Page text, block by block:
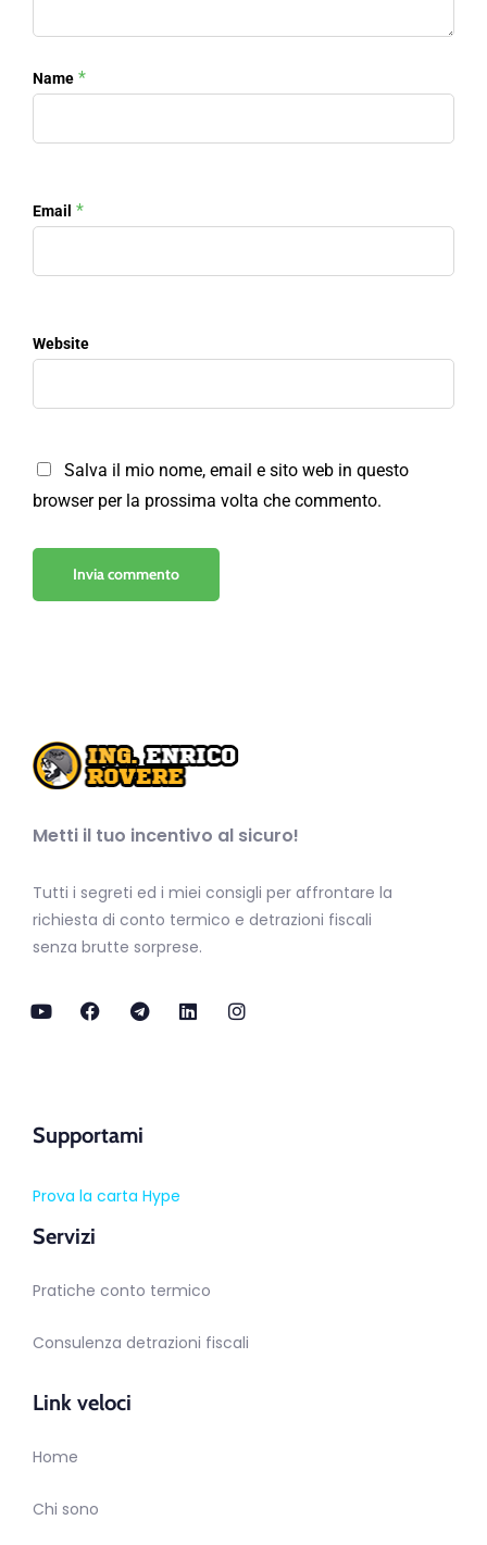
Name *
Email *
Website
Salva il mio nome, email e sito web in questo
browser per la prossima volta che commento.
Metti il tuo incentivo al sicuro!
Tutti i segreti ed i miei consigli per affrontare la
richiesta di conto termico e detrazioni fiscali
senza brutte sorprese.
Supportami
Prova la carta Hype
Servizi
Pratiche conto termico
Consulenza detrazioni fiscali
Link veloci
Home
Chi sono